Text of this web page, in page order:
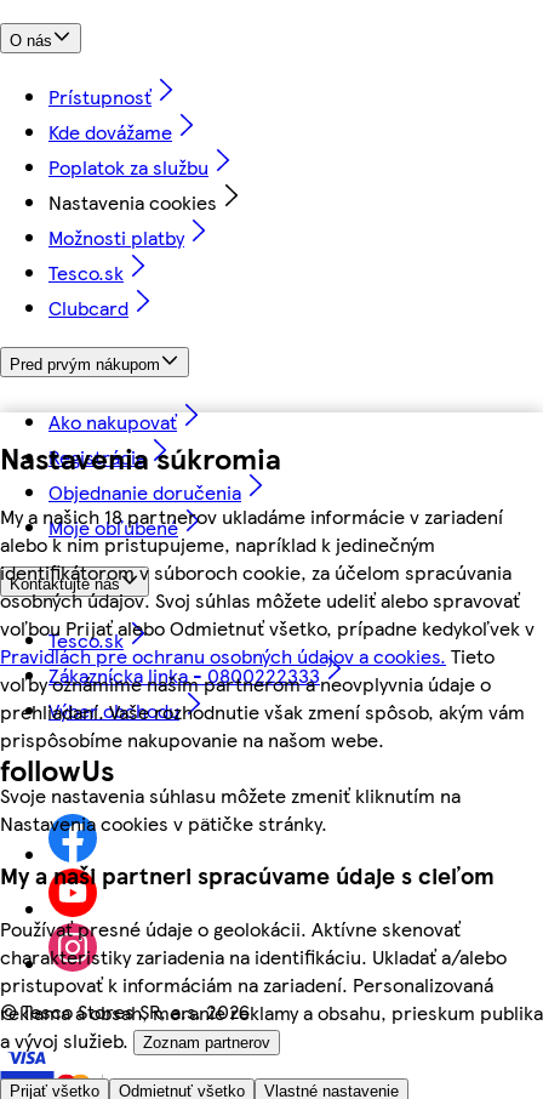
Nastavenia súkromia
My a našich 18 partnerov ukladáme informácie v zariadení
alebo k nim pristupujeme, napríklad k jedinečným
identifikátorom v súboroch cookie, za účelom spracúvania
osobných údajov. Svoj súhlas môžete udeliť alebo spravovať
voľbou Prijať alebo Odmietnuť všetko, prípadne kedykoľvek v
Pravidlách pre ochranu osobných údajov a cookies. Tieto
voľby oznámime našim partnerom a neovplyvnia údaje o
prehliadaní. Vaše rozhodnutie však zmení spôsob, akým vám
prispôsobíme nakupovanie na našom webe.
Svoje nastavenia súhlasu môžete zmeniť kliknutím na
Nastavenia cookies v pätičke stránky.
My a naši partneri spracúvame údaje s cieľom
Používať presné údaje o geolokácii. Aktívne skenovať
charakteristiky zariadenia na identifikáciu. Ukladať a/alebo
pristupovať k informáciám na zariadení. Personalizovaná
reklama a obsah, meranie reklamy a obsahu, prieskum publika
a vývoj služieb.
Zoznam partnerov
Prijať všetko Odmietnuť všetko Vlastné nastavenie
O nás
Prístupnosť
Kde dovážame
Poplatok za službu
Nastavenia cookies
Možnosti platby
Tesco.sk
Clubcard
Pred prvým nákupom
Ako nakupovať
Registrácia
Objednanie doručenia
Moje obľúbené
Kontaktujte nás
Tesco.sk
Zákaznícka linka - 0800222333
Výber obchodu
followUs
©Tesco Stores SR, a.s. 2026